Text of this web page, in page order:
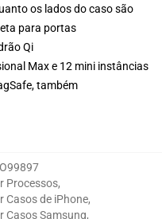
os lados do caso são
para portas
Qi
Max e 12 mini instâncias
também
Processos,
Casos de iPhone,
Casos Samsung,